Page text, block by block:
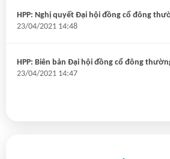
HPP: Nghị quyết Đại hội đồng cổ đông
23/04/2021 14:48
HPP: Biên bản Đại hội đồng cổ đông
23/04/2021 14:47